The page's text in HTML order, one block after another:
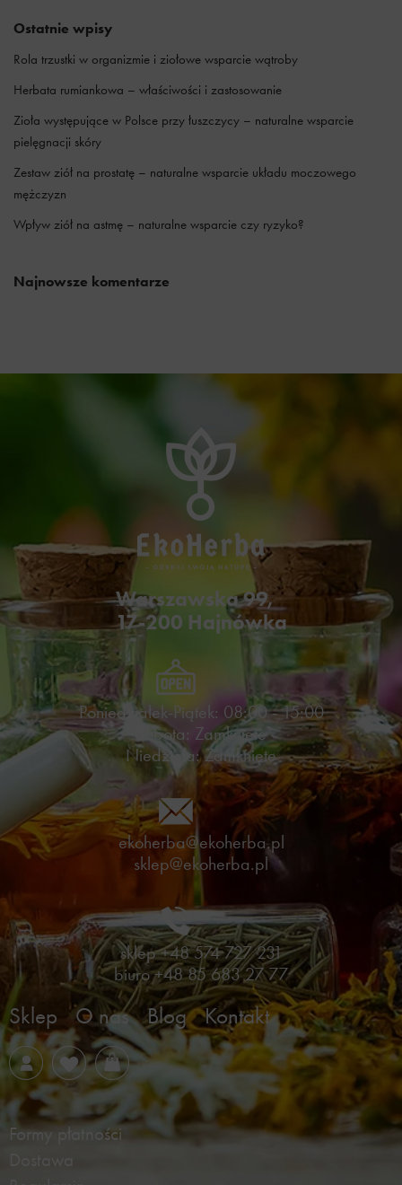
Ostatnie wpisy
Rola trzustki w organizmie i ziołowe wsparcie wątroby
Herbata rumiankowa – właściwości i zastosowanie
Zioła występujące w Polsce przy łuszczycy – naturalne wsparcie
pielęgnacji skóry
Zestaw ziół na prostatę – naturalne wsparcie układu moczowego
mężczyzn
Wpływ ziół na astmę – naturalne wsparcie czy ryzyko?
Najnowsze komentarze
Warszawska 99,
17-200 Hajnówka
Poniedziałek-Piątek: 08:00 - 15:00
Sobota: Zamknięte
Niedziela: Zamknięte
ekoherba@ekoherba.pl
sklep@ekoherba.pl
sklep+48 574 727 231
biuro+48 85 683 27 77
Sklep O nas Blog Kontakt
Formy płatności